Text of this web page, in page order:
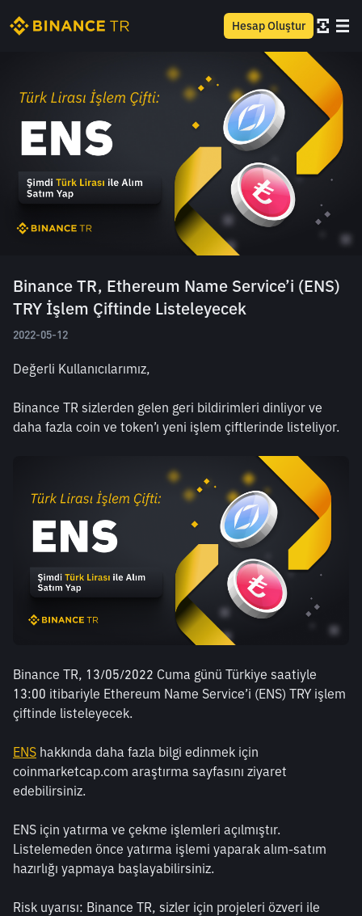
Hesap Oluştur
Binance TR, Ethereum Name Service’i (ENS)
TRY İşlem Çiftinde Listeleyecek
2022-05-12
Değerli Kullanıcılarımız,
Binance TR sizlerden gelen geri bildirimleri dinliyor ve
daha fazla coin ve token’ı yeni işlem çiftlerinde listeliyor.
Binance TR, 13/05/2022 Cuma günü Türkiye saatiyle
13:00 itibariyle Ethereum Name Service’i (ENS) TRY işlem
çiftinde listeleyecek.
ENS hakkında daha fazla bilgi edinmek için
coinmarketcap.com araştırma sayfasını ziyaret
edebilirsiniz.
ENS için yatırma ve çekme işlemleri açılmıştır.
Listelemeden önce yatırma işlemi yaparak alım-satım
hazırlığı yapmaya başlayabilirsiniz.
Risk uyarısı: Binance TR, sizler için projeleri özveri ile